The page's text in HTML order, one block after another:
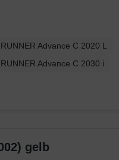
Advance C 2020 L
Advance C 2030 i
gelb